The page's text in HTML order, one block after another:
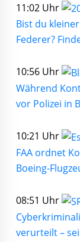
11:02 Uhr
Bist du
Federer?
10:56 Uhr
Während
vor Polizei in
10:21 Uhr
FAA ordnet
Boeing-
08:51 Uhr
verurteilt –